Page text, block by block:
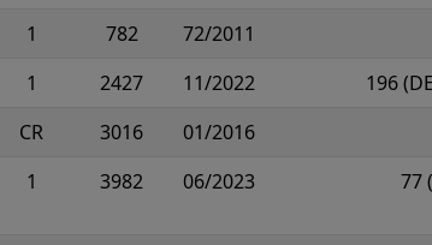
1 782 72/2011
1 2427 11/2022 196
CR 3016 01/2016
1 3982 06/2023 77